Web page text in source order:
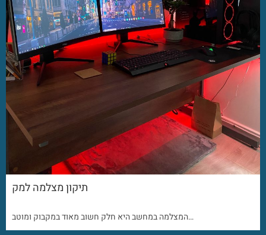
תיקון מצלמה למק
המצלמה במחשב היא חלק חשוב מאוד במקבוק ומוטב…